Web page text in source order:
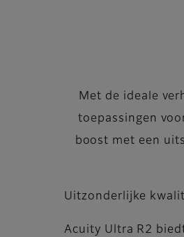
Met de ideale
toepassingen
boost met een
Uitzonderlijke
Acuity Ultra R2